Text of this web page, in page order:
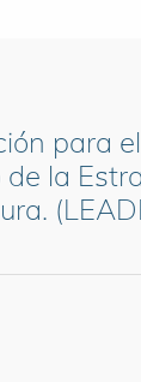
para
la